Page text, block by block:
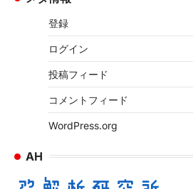
登録
ログイン
投稿フィード
コメントフィード
WordPress.org
AH